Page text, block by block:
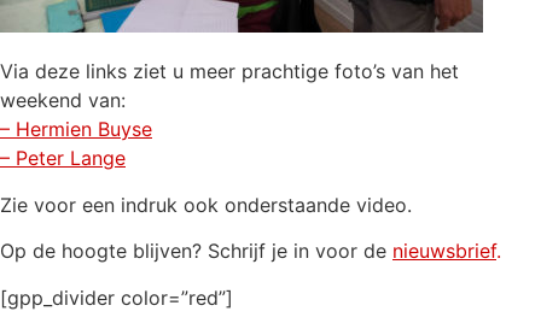
Via deze links ziet u meer prachtige foto’s van het
weekend van:
– Hermien Buyse
– Peter Lange
Zie voor een indruk ook onderstaande video.
Op de hoogte blijven? Schrijf je in voor de nieuwsbrief.
[gpp_divider color=”red”]